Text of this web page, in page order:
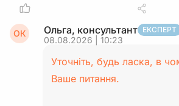
ОК Ольга, консультант ЕКСПЕРТ
08.08.2026 | 10:23
Уточніть, будь ласка, в
Ваше питання.